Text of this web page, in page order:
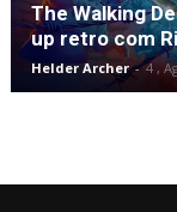
The Walking
up retro com
Helder Archer - 4 ,